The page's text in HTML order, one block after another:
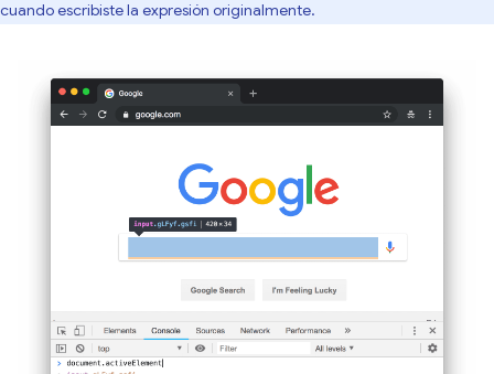
cuando escribiste la expresión originalmente.